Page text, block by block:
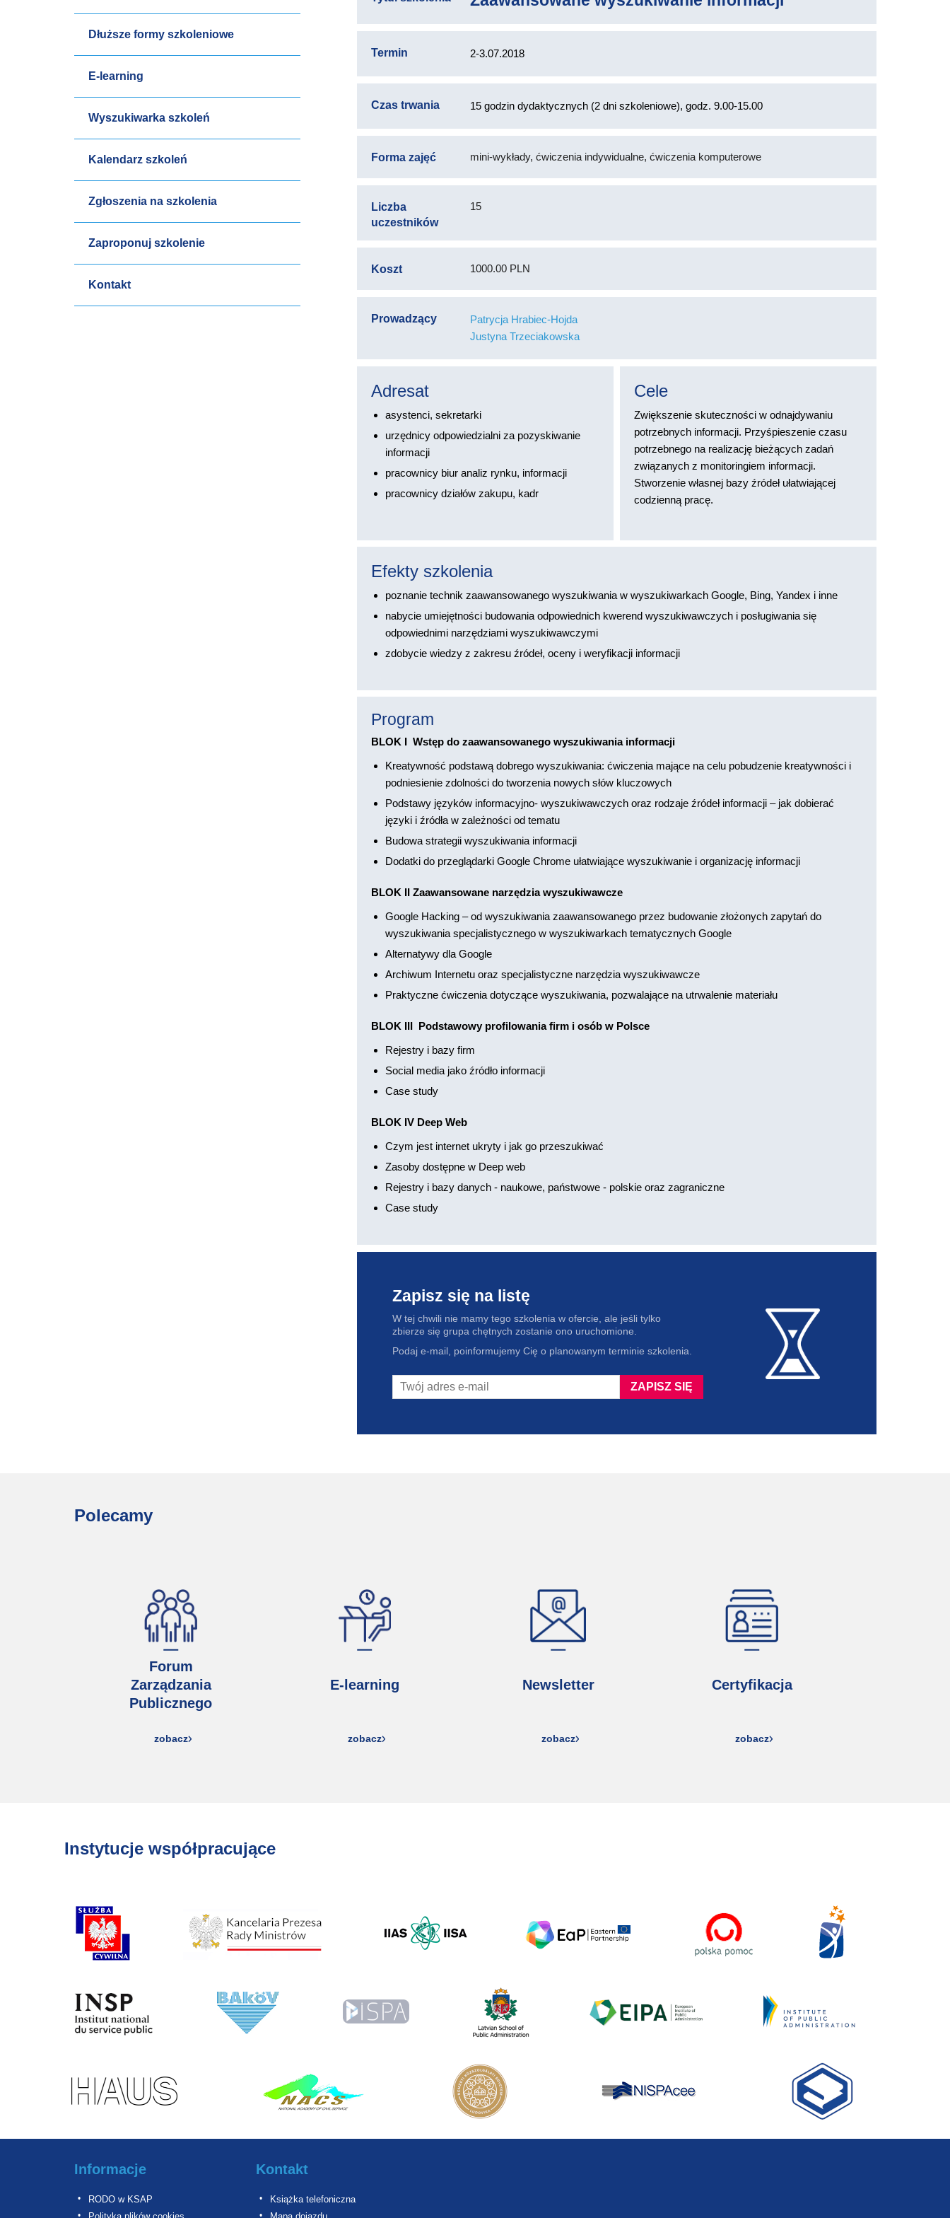
Dłuższe formy szkoleniowe
E-learning
Wyszukiwarka szkoleń
Kalendarz szkoleń
Zgłoszenia na szkolenia
Zaproponuj szkolenie
Kontakt
Termin 2-3.07.2018
Czas trwania 15 godzin dydaktycznych (2 dni szkoleniowe), godz. 9.00-15.00
Forma zajęć mini-wykłady, ćwiczenia indywidualne, ćwiczenia komputerowe
Liczba
uczestników
15
Koszt 1000.00 PLN
Prowadzący
Patrycja Hrabiec-Hojda
Justyna Trzeciakowska
Adresat
asystenci, sekretarki
urzędnicy odpowiedzialni za pozyskiwanie
informacji
pracownicy biur analiz rynku, informacji
pracownicy działów zakupu, kadr
Cele
Zwiększenie skuteczności w odnajdywaniu
potrzebnych informacji. Przyśpieszenie czasu
potrzebnego na realizację bieżących zadań
związanych z monitoringiem informacji.
Stworzenie własnej bazy źródeł ułatwiającej
codzienną pracę.
Efekty szkolenia
poznanie technik zaawansowanego wyszukiwania w wyszukiwarkach Google, Bing, Yandex i inne
nabycie umiejętności budowania odpowiednich kwerend wyszukiwawczych i posługiwania się
odpowiednimi narzędziami wyszukiwawczymi
zdobycie wiedzy z zakresu źródeł, oceny i weryfikacji informacji
Program
BLOK I Wstęp do zaawansowanego wyszukiwania informacji
Kreatywność podstawą dobrego wyszukiwania: ćwiczenia mające na celu pobudzenie kreatywności i
podniesienie zdolności do tworzenia nowych słów kluczowych
Podstawy języków informacyjno- wyszukiwawczych oraz rodzaje źródeł informacji – jak dobierać
języki i źródła w zależności od tematu
Budowa strategii wyszukiwania informacji
Dodatki do przeglądarki Google Chrome ułatwiające wyszukiwanie i organizację informacji
BLOK II Zaawansowane narzędzia wyszukiwawcze
Google Hacking – od wyszukiwania zaawansowanego przez budowanie złożonych zapytań do
wyszukiwania specjalistycznego w wyszukiwarkach tematycznych Google
Alternatywy dla Google
Archiwum Internetu oraz specjalistyczne narzędzia wyszukiwawcze
Praktyczne ćwiczenia dotyczące wyszukiwania, pozwalające na utrwalenie materiału
BLOK III Podstawowy profilowania firm i osób w Polsce
Rejestry i bazy firm
Social media jako źródło informacji
Case study
BLOK IV Deep Web
Czym jest internet ukryty i jak go przeszukiwać
Zasoby dostępne w Deep web
Rejestry i bazy danych - naukowe, państwowe - polskie oraz zagraniczne
Case study
Zapisz się na listę
W tej chwili nie mamy tego szkolenia w ofercie, ale jeśli tylko
zbierze się grupa chętnych zostanie ono uruchomione.
Podaj e-mail, poinformujemy Cię o planowanym terminie szkolenia.
Polecamy
Forum
Zarządzania
Publicznego
zobacz
E-learning
zobacz
Newsletter
zobacz
Certyfikacja
zobacz
Instytucje współpracujące
Informacje
RODO w KSAP
Kontakt
Książka telefoniczna